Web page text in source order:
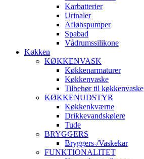
Karbatterier
Urinaler
Afløbspumper
Spabad
Vådrumssilikone
Køkken
KØKKENVASK
Køkkenarmaturer
Køkkenvaske
Tilbehør til køkkenvaske
KØKKENUDSTYR
Køkkenkværne
Drikkevandskølere
Tude
BRYGGERS
Bryggers-/Vaskekar
FUNKTIONALITET